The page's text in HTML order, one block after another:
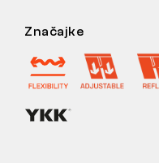
Značajke